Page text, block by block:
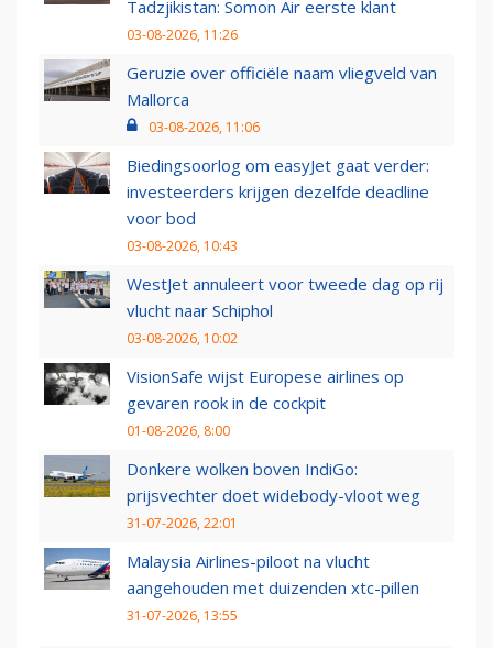
Tadzjikistan: Somon Air eerste klant
03-08-2026, 11:26
Geruzie over officiële naam vliegveld van
Mallorca
03-08-2026, 11:06
Biedingsoorlog om easyJet gaat verder:
investeerders krijgen dezelfde deadline
voor bod
03-08-2026, 10:43
WestJet annuleert voor tweede dag op rij
vlucht naar Schiphol
03-08-2026, 10:02
VisionSafe wijst Europese airlines op
gevaren rook in de cockpit
01-08-2026, 8:00
Donkere wolken boven IndiGo:
prijsvechter doet widebody-vloot weg
31-07-2026, 22:01
Malaysia Airlines-piloot na vlucht
aangehouden met duizenden xtc-pillen
31-07-2026, 13:55